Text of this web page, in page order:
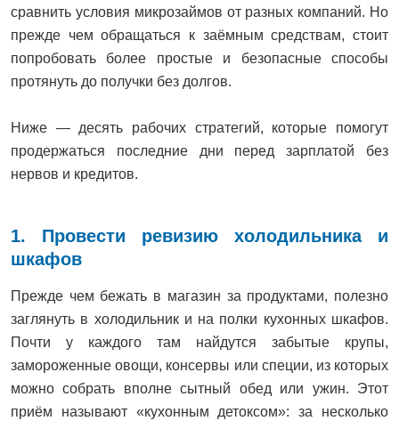
сравнить условия микрозаймов от разных компаний. Но
прежде чем обращаться к заёмным средствам, стоит
попробовать более простые и безопасные способы
протянуть до получки без долгов.
Ниже — десять рабочих стратегий, которые помогут
продержаться последние дни перед зарплатой без
нервов и кредитов.
1. Провести ревизию холодильника и
шкафов
Прежде чем бежать в магазин за продуктами, полезно
заглянуть в холодильник и на полки кухонных шкафов.
Почти у каждого там найдутся забытые крупы,
замороженные овощи, консервы или специи, из которых
можно собрать вполне сытный обед или ужин. Этот
приём называют «кухонным детоксом»: за несколько